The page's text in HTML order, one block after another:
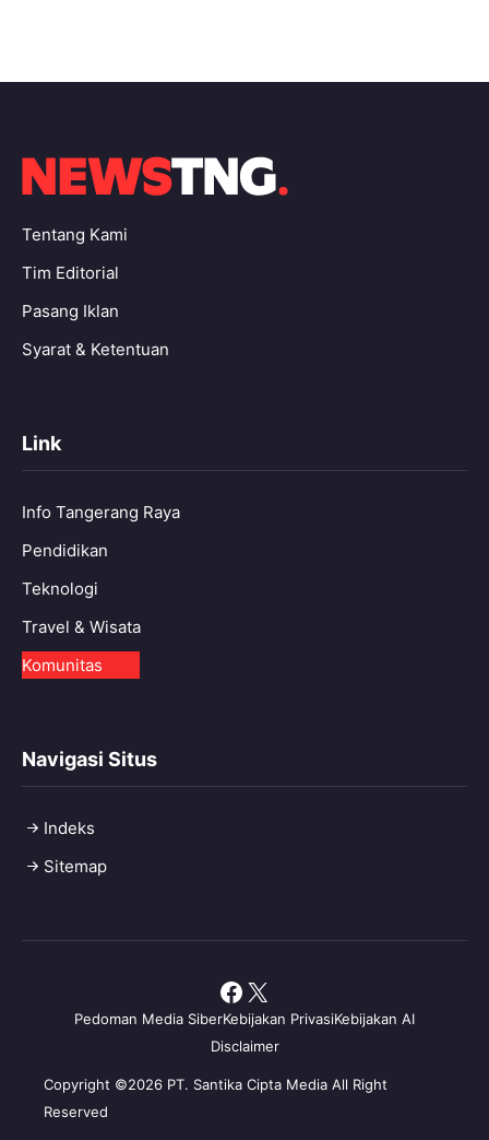
Tentang Kami
Tim Editorial
Pasang Iklan
Syarat & Ketentuan
Link
Info Tangerang Raya
Pendidikan
Teknologi
Travel & Wisata
Komunitas
Navigasi Situs
Indeks
Sitemap
Copyright ©2026 PT. Santika Cipta Media All Right
Reserved
Pedoman Media SiberKebijakan PrivasiKebijakan AI
Disclaimer
Facebook
X